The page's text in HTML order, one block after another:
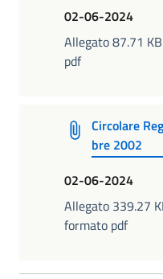
02-06-2024
Allegato 87.71
pdf
Circolare
bre 2002
02-06-2024
Allegato 339.27
formato pdf